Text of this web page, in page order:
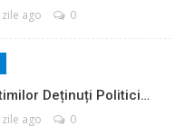
zile ago 0
Deținuți Politici…
ago 0